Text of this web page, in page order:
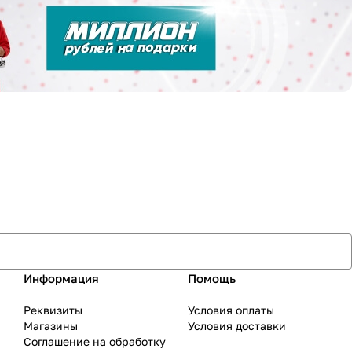
Информация
Реквизиты
Магазины
Соглашение на обработку
Помощь
Условия оплаты
Условия доставки